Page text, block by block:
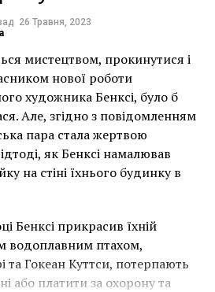
большой line-up за свою
русского искусства
году на базе частных
собраний, а коллекция семьи
основу. В 1934 году галерея
долгожданный статус музея.
около 30 залов, а
больше 12 тысяч
искусства 18-19 века, в
художественные промыслы,
и живопись.
26 Травня, 2023
мистецтвом, прокинутися і
нової роботи
художника Бенксі, було б
Але, згідно з повідомленням
пара стала жертвою
як Бенксі намалював
на стіні їхнього будинку в
Бенксі прикрасив їхній
водоплавним птахом,
та Гокеан Куттси, потерпають
або платити за охорону та